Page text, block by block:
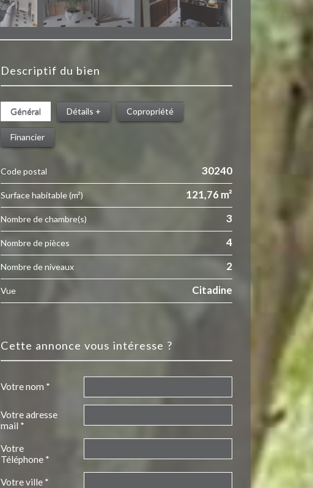
descriptif du bien
Général Détails + Copropriété
Financier
Code postal 30240
Surface habitable (m²) 121,76 m²
Nombre de chambre(s) 3
Nombre de pièces 4
Nombre de niveaux 2
Vue Citadine
cette annonce vous intéresse ?
Votre nom *
Votre adresse
mail *
Votre
Téléphone *
Votre ville *